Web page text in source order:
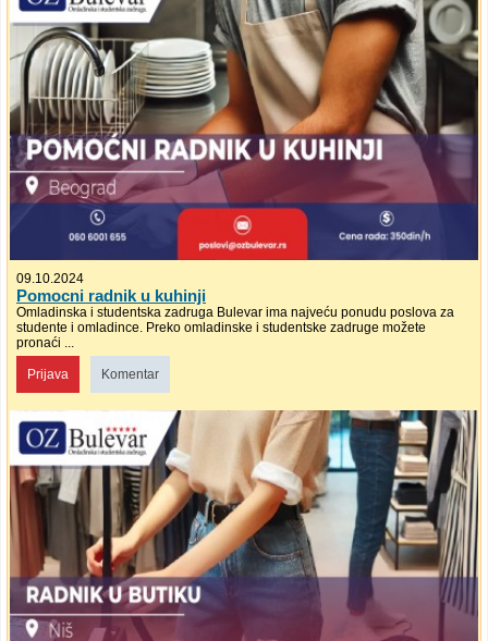
09.10.2024
Pomocni radnik u kuhinji
Omladinska i studentska zadruga Bulevar ima najveću ponudu poslova za
studente i omladince. Preko omladinske i studentske zadruge možete
pronaći ...
Prijava Komentar